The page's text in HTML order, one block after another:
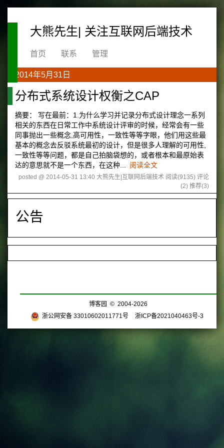
大熊先生| 关注互联网后端技术
首页 联系 管理
2014年5月31日
分布式系统设计权衡之CAP
摘要： 写在最前：1.为什么学习并记录分布式设计理念一系列
相关的东西在日常工作中系统设计评审的时候，经常会有一些
同事抛出一些概念,高可用性，一致性等等字眼，他们用这些最
基本的概念去反驳系统最初的设计，但是很多人理解的可用性,
一致性等等问题，都是自己拍脑袋想的，或者根本和最原始表
达的意思就不是一个东西，在这种...
阅读全文
posted @ 2014-05-31 13:40 大熊先生|互联网后端技术 阅读(9135) 评论
(2) 推荐(3)
公告
博客园 © 2004-2026
浙公网安备 33010602011771号
浙ICP备2021040463号-3